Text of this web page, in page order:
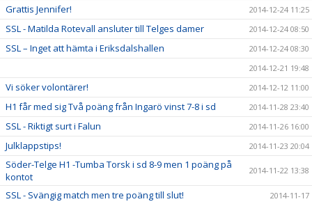
Grattis Jennifer! 2014-12-24 11:25
SSL - Matilda Rotevall ansluter till Telges damer 2014-12-24 08:50
SSL – Inget att hämta i Eriksdalshallen
2014-12-24 08:30
2014-12-21 19:48
Vi söker volontärer! 2014-12-12 11:00
H1 får med sig Två poäng från Ingarö vinst 7-8 i sd 2014-11-28 23:40
SSL - Riktigt surt i Falun 2014-11-26 16:00
Julklappstips! 2014-11-23 20:04
Söder-Telge H1 -Tumba Torsk i sd 8-9 men 1 poäng på
kontot
2014-11-22 13:38
SSL - Svängig match men tre poäng till slut! 2014-11-17